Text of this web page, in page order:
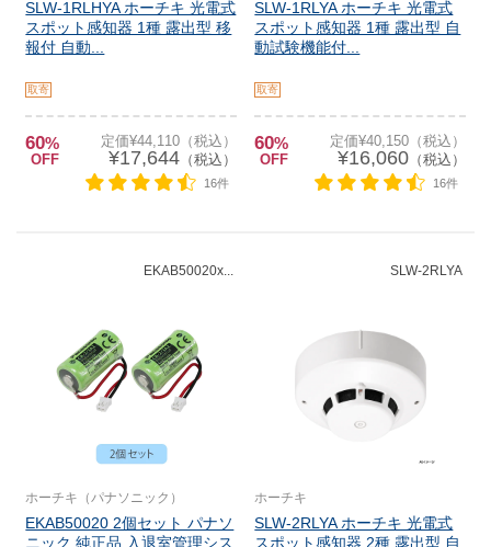
SLW-1RLHYA ホーチキ 光電式
スポット感知器 1種 露出型 移
報付 自動...
取寄
60%
OFF
定価¥44,110（税込）
¥17,644（税込）
16件
SLW-1RLYA ホーチキ 光電式
スポット感知器 1種 露出型 自
動試験機能付...
取寄
60%
OFF
定価¥40,150（税込）
¥16,060（税込）
16件
EKAB50020x...
ホーチキ（パナソニック）
EKAB50020 2個セット パナソ
ニック 純正品 入退室管理シス
SLW-2RLYA
ホーチキ
SLW-2RLYA ホーチキ 光電式
スポット感知器 2種 露出型 自